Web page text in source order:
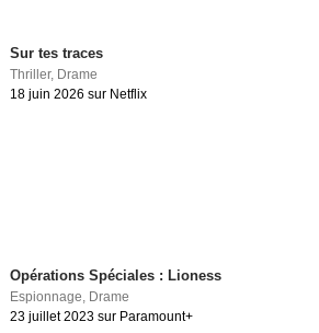
Sur tes traces
Thriller, Drame
18 juin 2026 sur Netflix
Opérations Spéciales : Lioness
Espionnage, Drame
23 juillet 2023 sur Paramount+